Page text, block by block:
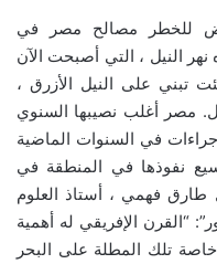
للخطر مصالح مصر في
النيل ، التي أصبحت الآن
تبني على النيل الأزرق ،
مصر أغلب نصيبها السنوي
في السنوات الماضية
نفوذها في المنطقة في
طارق فهمي ، أستاذ العلوم
“القرن الإفريقي له أهمية
تلك المطلة على البحر